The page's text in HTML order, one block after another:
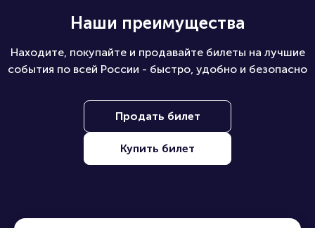
Наши преимущества
Находите, покупайте и продавайте билеты на лучшие
события по всей России - быстро, удобно и безопасно
Продать билет
Купить билет